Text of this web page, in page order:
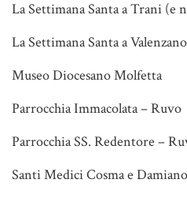
La Settimana Santa a Trani (e
La Settimana Santa a
Museo Diocesano Molfetta
Parrocchia Immacolata – Ruvo
Parrocchia SS. Redentore –
Santi Medici Cosma e Damiano